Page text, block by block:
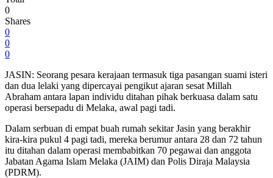
0
Shares
0
0
0
JASIN: Seorang pesara kerajaan termasuk tiga pasangan suami isteri
dan dua lelaki yang dipercayai pengikut ajaran sesat Millah
Abraham antara lapan individu ditahan pihak berkuasa dalam satu
operasi bersepadu di Melaka, awal pagi tadi.
Dalam serbuan di empat buah rumah sekitar Jasin yang berakhir
kira-kira pukul 4 pagi tadi, mereka berumur antara 28 dan 72 tahun
itu ditahan dalam operasi membabitkan 70 pegawai dan anggota
Jabatan Agama Islam Melaka (JAIM) dan Polis Diraja Malaysia
(PDRM).